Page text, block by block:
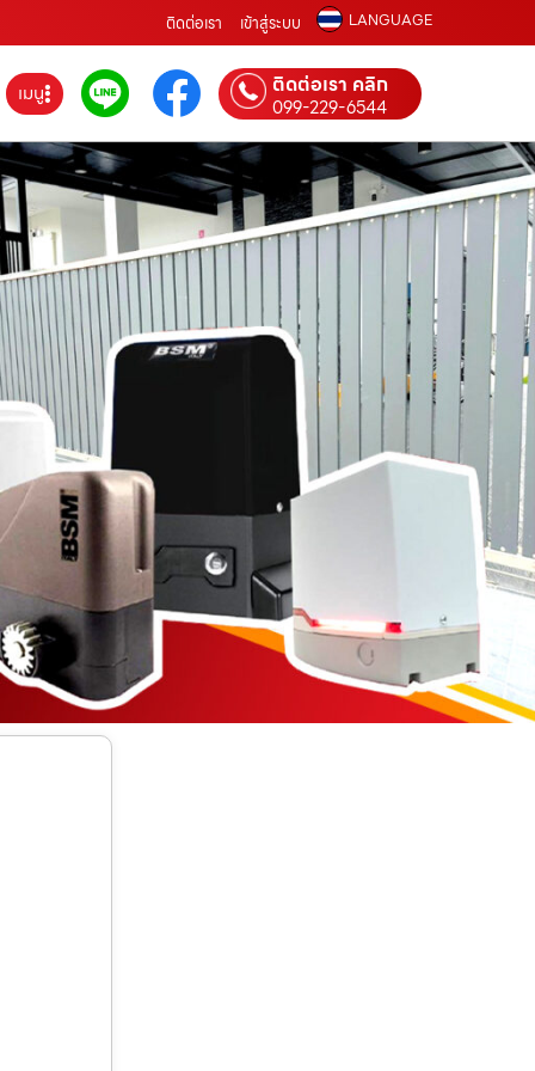
ติดต่อเรา เข้าสู่ระบบ LANGUAGE
เมนู ติดต่อเรา คลิก
099-229-6544